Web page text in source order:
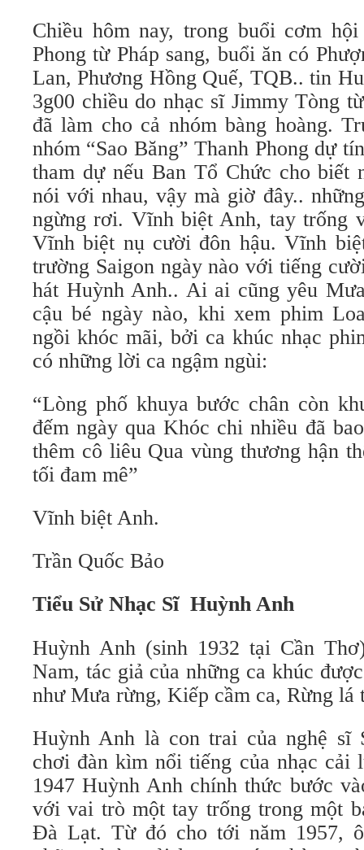
Chiều hôm nay, trong buổi cơm
Phong từ Pháp sang, buổi ăn có
Lan, Phương Hồng Quế, TQB.. tin
3g00 chiều do nhạc sĩ Jimmy Tòng
đã làm cho cả nhóm bàng hoàng.
nhóm “Sao Băng” Thanh Phong dự
tham dự nếu Ban Tổ Chức cho biết
nói với nhau, vậy mà giờ đây..
ngừng rơi. Vĩnh biệt Anh, tay trống
Vĩnh biệt nụ cười đôn hậu. Vĩnh
trường Saigon ngày nào với tiếng
hát Huỳnh Anh.. Ai ai cũng yêu
cậu bé ngày nào, khi xem phim
ngồi khóc mãi, bởi ca khúc nhạc
có những lời ca ngậm ngùi:
“Lòng phố khuya bước chân còn
đếm ngày qua Khóc chi nhiều đã
thêm cô liêu Qua vùng thương hận
tối đam mê”
Vĩnh biệt Anh.
Trần Quốc Bảo
Tiểu Sử Nhạc Sĩ Huỳnh Anh
Huỳnh Anh (sinh 1932 tại Cần
Nam, tác giả của những ca khúc
như Mưa rừng, Kiếp cầm ca, Rừng lá
Huỳnh Anh là con trai của nghệ sĩ
chơi đàn kìm nổi tiếng của nhạc cải
1947 Huỳnh Anh chính thức bước
với vai trò một tay trống trong một
Đà Lạt. Từ đó cho tới năm 1957,